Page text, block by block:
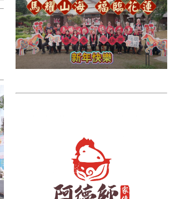
香港
台東市
雲林縣
長濱鄉
彰化縣